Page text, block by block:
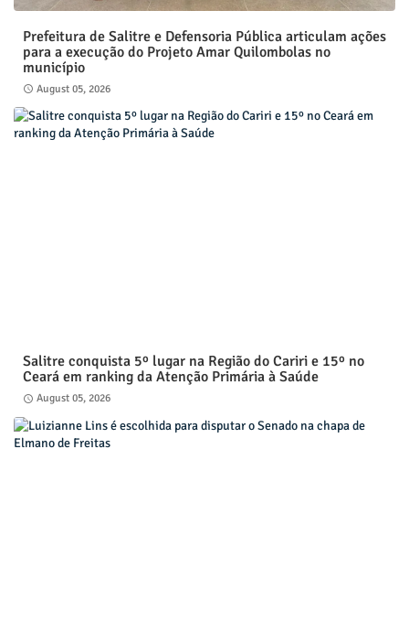
Prefeitura de Salitre e Defensoria Pública articulam ações
para a execução do Projeto Amar Quilombolas no
município
August 05, 2026
Salitre conquista 5º lugar na Região do Cariri e 15º no
Ceará em ranking da Atenção Primária à Saúde
August 05, 2026